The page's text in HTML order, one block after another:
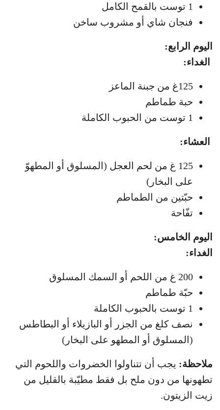
1 توست بالقمح الكامل
فنجان شاي أو مشروب ساخن
اليوم الرابع:
الغداء:
125غ من جبنة الماعز
حبة طماطم
1 توست من الحبوب الكاملة
العشاء:
125 غ من لحم العجل (المسلوق أو المطهوّ
على البخار)
حبّتين من الطماطم
تفّاحة
اليوم الخامس:
الغداء:
200 غ من اللحم أو السمك المسلوق
حبّة طماطم
1 توست بالحبوب الكاملة
نصف كلغ من الجزر أو البازيلاء أو البطاطس
(المسلوق أو المطهو على البخار)
ملاحظة: يجب أن تتناولوا الخضروات واللحوم التي
تطهونها من دون ملح بل فقط مطيّبة بالقليل من
زيت الزيتون.